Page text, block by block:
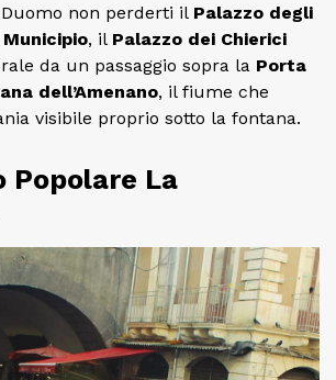
non perderti il Palazzo degli
Municipio, il Palazzo dei Chierici
da un passaggio sopra la Porta
dell’Amenano, il fiume che
visibile proprio sotto la fontana.
Popolare La